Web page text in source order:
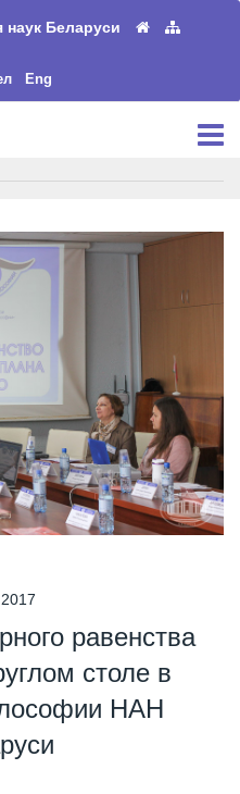
наук Беларуси
Eng
равенства
столе в
НАН